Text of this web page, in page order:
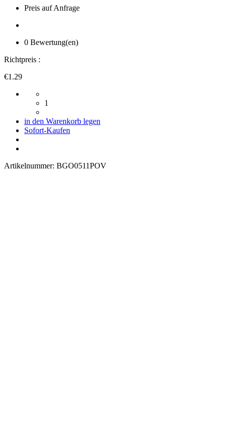
Preis auf Anfrage
0 Bewertung(en)
Richtpreis :
€1.29
1
in den Warenkorb legen
Sofort-Kaufen
Artikelnummer: BGO0511POV